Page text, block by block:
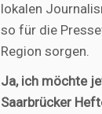
lokalen
so für die
Region sorgen.
Ja, ich möchte
Saarbrücker